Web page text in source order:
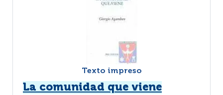
Texto impreso
La comunidad que viene